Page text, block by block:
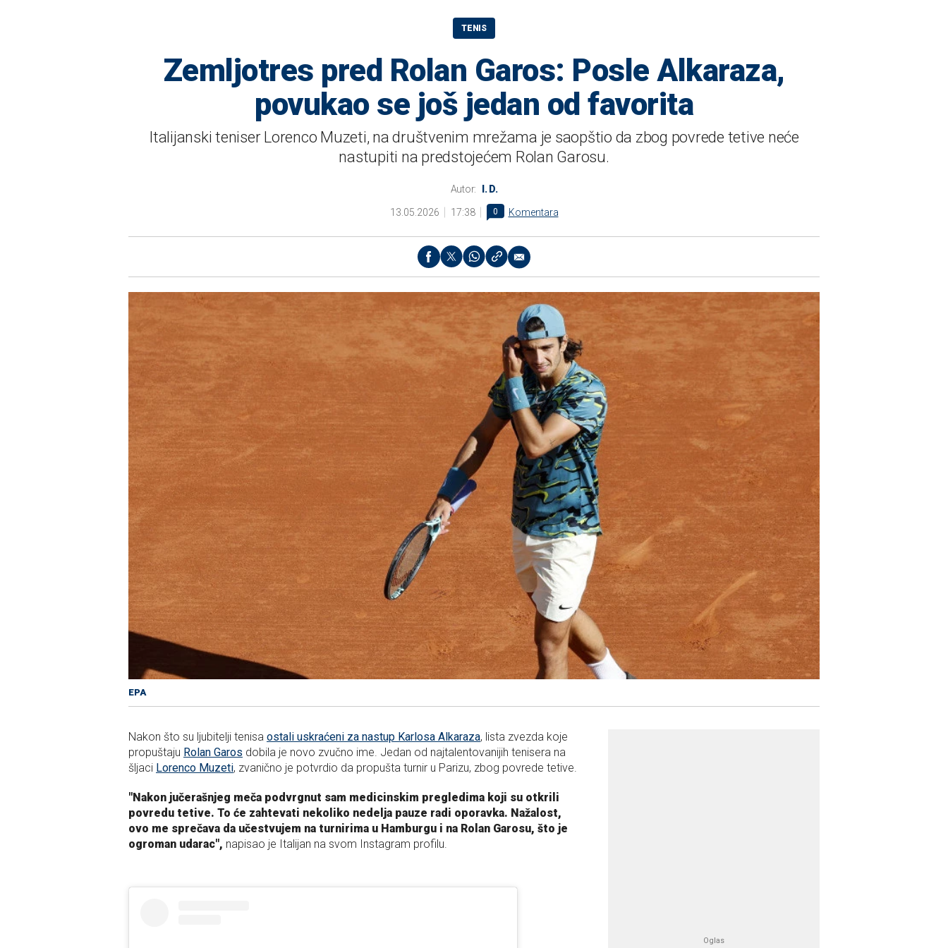
TENIS
Zemljotres pred Rolan Garos: Posle Alkaraza,
povukao se još jedan od favorita
Italijanski teniser Lorenco Muzeti, na društvenim mrežama je saopštio da zbog povrede tetive neće
nastupiti na predstojećem Rolan Garosu.
Autor: I. D.
13.05.2026 17:38 0 Komentara
EPA
Nakon što su ljubitelji tenisa ostali uskraćeni za nastup Karlosa Alkaraza, lista zvezda koje
propuštaju Rolan Garos dobila je novo zvučno ime. Jedan od najtalentovanijih tenisera na
šljaci Lorenco Muzeti, zvanično je potvrdio da propušta turnir u Parizu, zbog povrede tetive.
"Nakon jučerašnjeg meča podvrgnut sam medicinskim pregledima koji su otkrili
povredu tetive. To će zahtevati nekoliko nedelja pauze radi oporavka. Nažalost,
ovo me sprečava da učestvujem na turnirima u Hamburgu i na Rolan Garosu, što je
ogroman udarac", napisao je Italijan na svom Instagram profilu.